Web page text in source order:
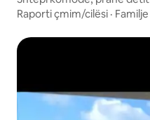
Raporti çmim/cilësi · Familje